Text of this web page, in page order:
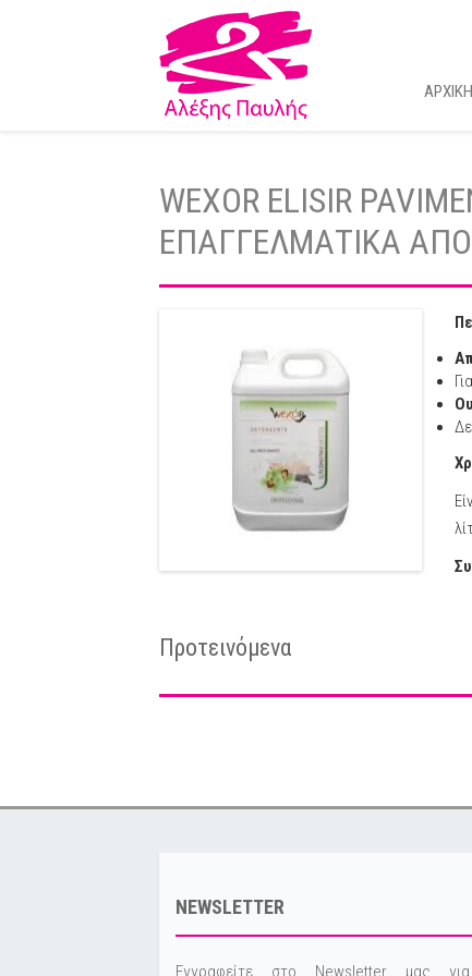
WEXOR ELISIR
ΕΠΑΓΓΕΛΜΑΤΙΚΑ
Προτεινόμενα
ΑΡΧΙΚΗ
NEWSLETTER
Εγγραφείτε στο Newsletter μας